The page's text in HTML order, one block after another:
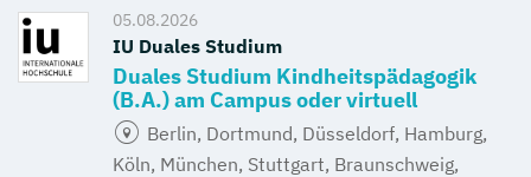
05.08.2026
IU Duales Studium
Duales Studium Kindheitspädagogik
(B.A.) am Campus oder virtuell
Berlin, Dortmund, Düsseldorf, Hamburg,
Köln, München, Stuttgart, Braunschweig,